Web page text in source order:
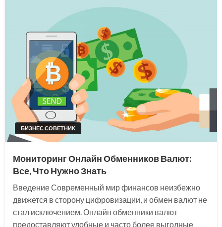
БИЗНЕС СОВЕТНИК
Мониторинг Онлайн Обменников Валют:
Все, Что Нужно Знать
Введение Современный мир финансов неизбежно
движется в сторону цифровизации, и обмен валют не
стал исключением. Онлайн обменники валют
предоставляют удобные и часто более выгодные